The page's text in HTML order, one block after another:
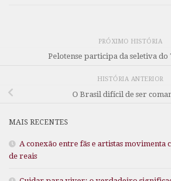
PRÓXIMO HISTÓRIA
Pelotense participa da seletiva do
HISTÓRIA ANTERIOR
O Brasil difícil de ser
MAIS RECENTES
A conexão entre fãs e artistas movimenta
de reais